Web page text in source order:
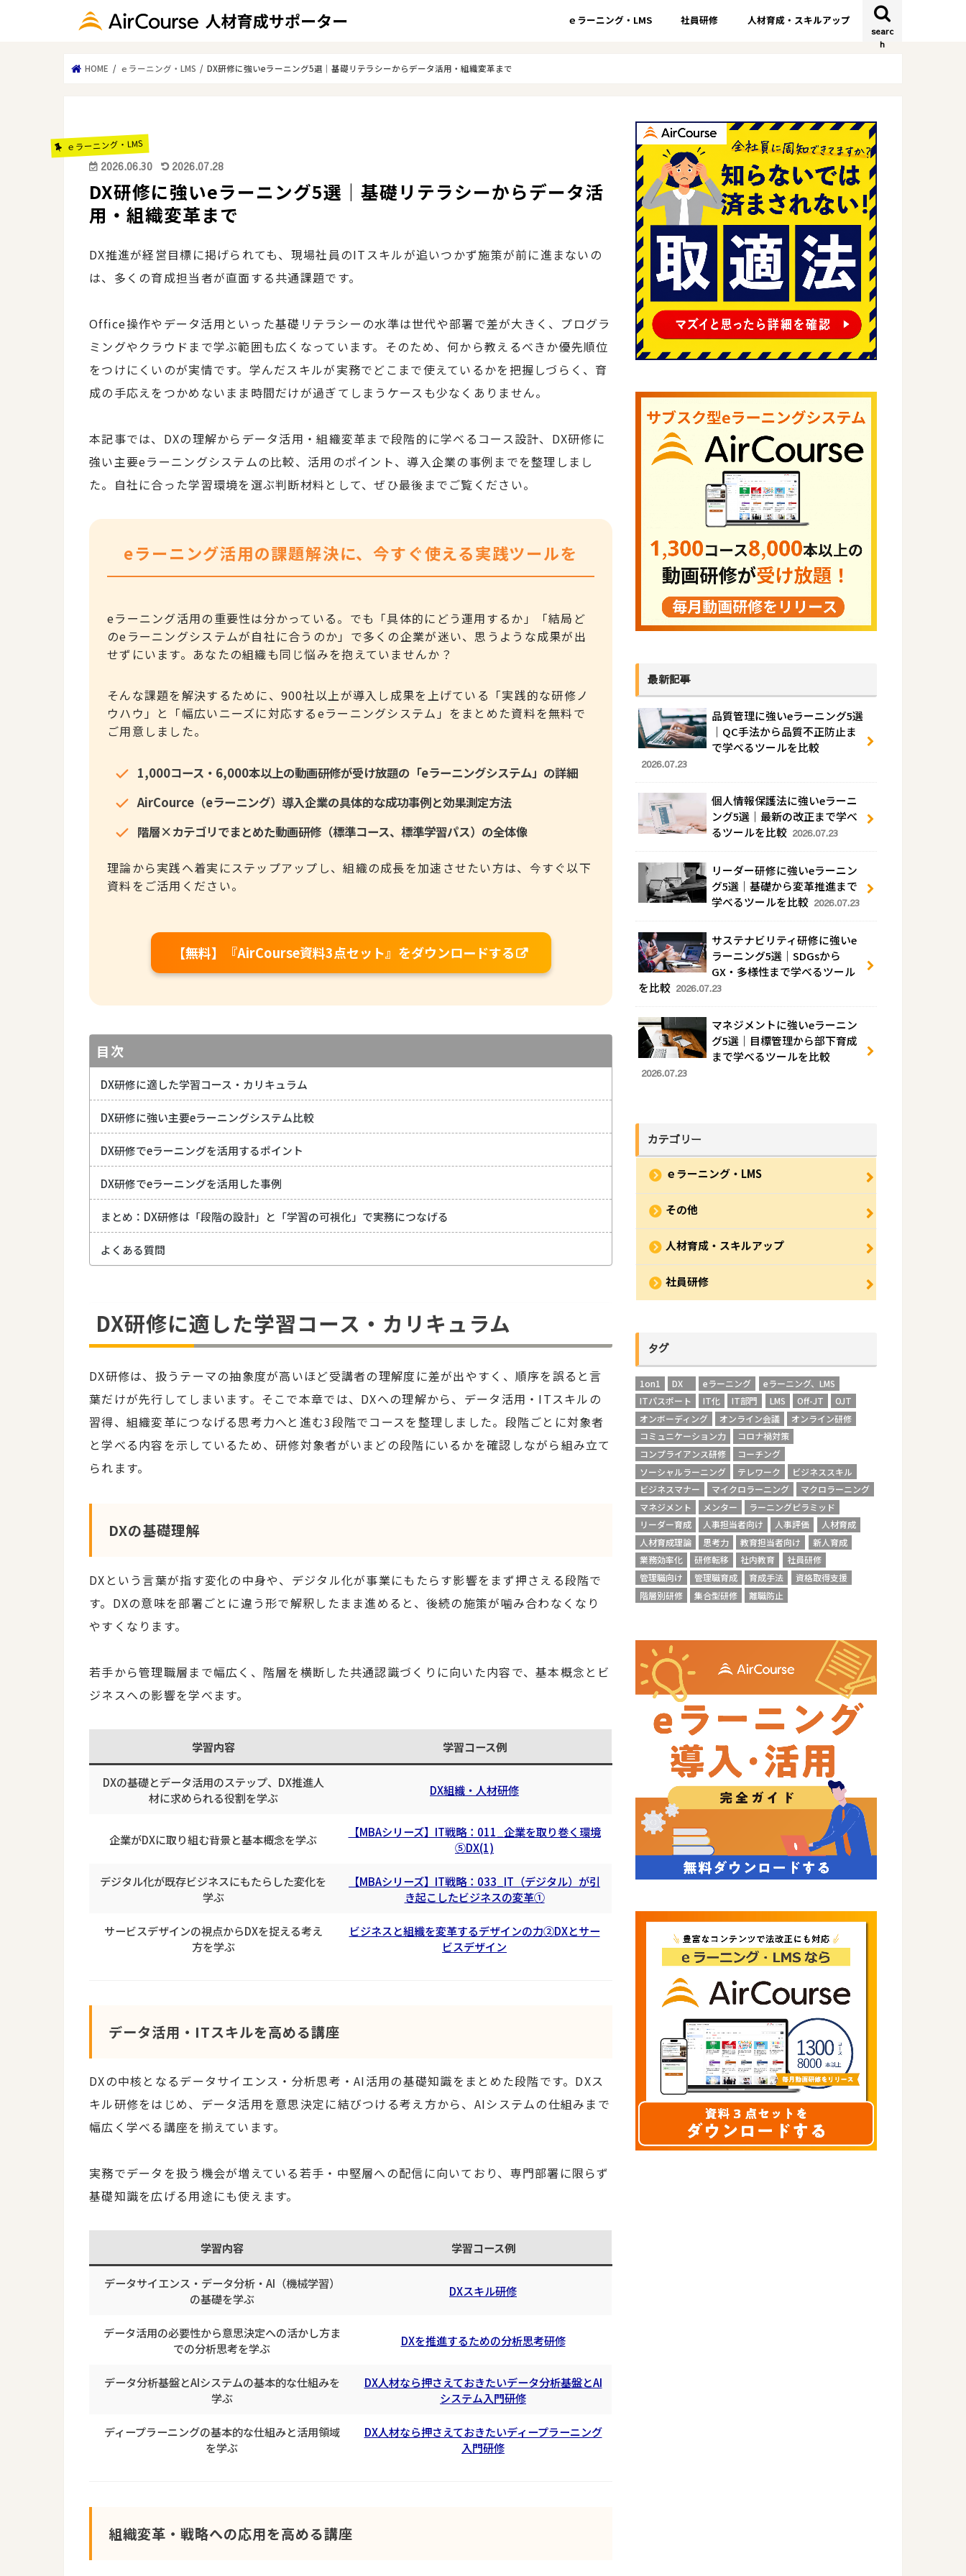
searc
h
ｅラーニング・LMS 社員研修 人材育成・スキルアップ
HOME ｅラーニング・LMS DX研修に強いeラーニング5選｜基礎リテラシーからデータ活用・組織変革まで
ｅラーニング・LMS
2026.06.30 2026.07.28
DX研修に強いeラーニング5選｜基礎リテラシーからデータ活
用・組織変革まで
DX推進が経営目標に掲げられても、現場社員のITスキルが追いつかず施策が前に進まないの
は、多くの育成担当者が直面する共通課題です。
Office操作やデータ活用といった基礎リテラシーの水準は世代や部署で差が大きく、プログラ
ミングやクラウドまで学ぶ範囲も広くなっています。そのため、何から教えるべきか優先順位
をつけにくいのが実情です。学んだスキルが実務でどこまで使えているかを把握しづらく、育
成の手応えをつかめないまま時間だけが過ぎてしまうケースも少なくありません。
本記事では、DXの理解からデータ活用・組織変革まで段階的に学べるコース設計、DX研修に
強い主要eラーニングシステムの比較、活用のポイント、導入企業の事例までを整理しまし
た。自社に合った学習環境を選ぶ判断材料として、ぜひ最後までご覧ください。
eラーニング活用の課題解決に、今すぐ使える実践ツールを
eラーニング活用の重要性は分かっている。でも「具体的にどう運用するか」「結局ど
のeラーニングシステムが自社に合うのか」で多くの企業が迷い、思うような成果が出
せずにいます。あなたの組織も同じ悩みを抱えていませんか？
そんな課題を解決するために、900社以上が導入し成果を上げている「実践的な研修ノ
ウハウ」と「幅広いニーズに対応するeラーニングシステム」をまとめた資料を無料で
ご用意しました。
1,000コース・6,000本以上の動画研修が受け放題の「eラーニングシステム」の詳細
AirCource（eラーニング）導入企業の具体的な成功事例と効果測定方法
階層×カテゴリでまとめた動画研修（標準コース、標準学習パス）の全体像
理論から実践へ着実にステップアップし、組織の成長を加速させたい方は、今すぐ以下
資料をご活用ください。
【無料】『AirCourse資料3点セット』をダウンロードする
目次
DX研修に適した学習コース・カリキュラム
DX研修に強い主要eラーニングシステム比較
DX研修でeラーニングを活用するポイント
DX研修でeラーニングを活用した事例
まとめ：DX研修は「段階の設計」と「学習の可視化」で実務につなげる
よくある質問
DX研修に適した学習コース・カリキュラム
DX研修は、扱うテーマの抽象度が高いほど受講者の理解度に差が出やすく、順序を誤ると言
葉だけが先行してしまいます。そこで本章では、DXへの理解から、データ活用・ITスキルの
習得、組織変革につなげる思考力へと進む3段階でコースを整理しました。段階ごとに対象者
と学べる内容を示しているため、研修対象者がいまどの段階にいるかを確認しながら組み立て
られます。
DXの基礎理解
DXという言葉が指す変化の中身や、デジタル化が事業にもたらす影響をまず押さえる段階で
す。DXの意味を部署ごとに違う形で解釈したまま進めると、後続の施策が噛み合わなくなり
やすくなります。
若手から管理職層まで幅広く、階層を横断した共通認識づくりに向いた内容で、基本概念とビ
ジネスへの影響を学べます。
学習内容 学習コース例
DXの基礎とデータ活用のステップ、DX推進人
材に求められる役割を学ぶ
DX組織・人材研修
企業がDXに取り組む背景と基本概念を学ぶ
【MBAシリーズ】IT戦略：011_企業を取り巻く環境
⑤DX(1)
デジタル化が既存ビジネスにもたらした変化を
学ぶ
【MBAシリーズ】IT戦略：033_IT（デジタル）が引
き起こしたビジネスの変革①
サービスデザインの視点からDXを捉える考え
方を学ぶ
ビジネスと組織を変革するデザインの力②DXとサー
ビスデザイン
データ活用・ITスキルを高める講座
DXの中核となるデータサイエンス・分析思考・AI活用の基礎知識をまとめた段階です。DXス
キル研修をはじめ、データ活用を意思決定に結びつける考え方から、AIシステムの仕組みまで
幅広く学べる講座を揃えています。
実務でデータを扱う機会が増えている若手・中堅層への配信に向いており、専門部署に限らず
基礎知識を広げる用途にも使えます。
学習内容 学習コース例
データサイエンス・データ分析・AI（機械学習）
の基礎を学ぶ
DXスキル研修
データ活用の必要性から意思決定への活かし方ま
での分析思考を学ぶ
DXを推進するための分析思考研修
データ分析基盤とAIシステムの基本的な仕組みを
学ぶ
DX人材なら押さえておきたいデータ分析基盤とAI
システム入門研修
ディープラーニングの基本的な仕組みと活用領域
を学ぶ
DX人材なら押さえておきたいディープラーニング
入門研修
組織変革・戦略への応用を高める講座
最新記事
品質管理に強いeラーニング5選
｜QC手法から品質不正防止ま
で学べるツールを比較
2026.07.23
個人情報保護法に強いeラーニ
ング5選｜最新の改正まで学べ
るツールを比較 2026.07.23
リーダー研修に強いeラーニン
グ5選｜基礎から変革推進まで
学べるツールを比較 2026.07.23
サステナビリティ研修に強いe
ラーニング5選｜SDGsから
GX・多様性まで学べるツール
を比較 2026.07.23
マネジメントに強いeラーニン
グ5選｜目標管理から部下育成
まで学べるツールを比較
2026.07.23
カテゴリー
ｅラーニング・LMS
その他
人材育成・スキルアップ
社員研修
タグ
1on1 DX eラーニング
eラーニング、LMS
ITパスポート
IT化 IT部門 LMS Off-JT
OJT
オンボーディング
オンライン会議
オンライン研修
コミュニケーション力
コロナ禍対策
コンプライアンス研修
コーチング
ソーシャルラーニング
テレワーク
ビジネススキル
ビジネスマナー
マイクロラーニング
マクロラーニング
マネジメント
メンター
ラーニングピラミッド
リーダー育成
人事担当者向け 人事評価
人材育成
人材育成理論
思考力 教育担当者向け
新人育成
業務効率化
研修転移 社内教育
社員研修
管理職向け
管理職育成 育成手法
資格取得支援
階層別研修
集合型研修 離職防止